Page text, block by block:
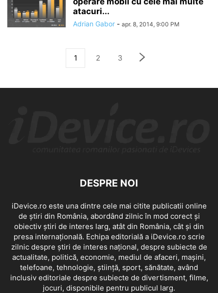
atacuri...
Adrian Gabor - apr. 8, 2014, 9:00 PM
1 2 3
DESPRE NOI
iDevice.ro este una dintre cele mai citite publicatii online
de știri din România, abordând zilnic în mod corect și
obiectiv știri de interes larg, atât din România, cât și din
presa internațională. Echipa editorială a iDevice.ro scrie
zilnic despre știri de interes național, despre subiecte de
actualitate, politică, economie, mediul de afaceri, mașini,
telefoane, tehnologie, știință, sport, sănătate, având
inclusiv editoriale despre subiecte de divertisment, filme,
jocuri, disponibile pentru publicul larg.